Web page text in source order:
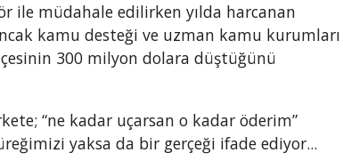
ile müdahale edilirken yılda harcanan
kamu desteği ve uzman kamu kurumları
300 milyon dolara düştüğünü
“ne kadar uçarsan o kadar öderim”
yaksa da bir gerçeği ifade ediyor...